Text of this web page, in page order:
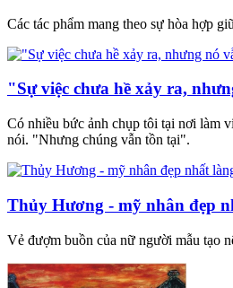
Các tác phẩm mang theo sự hòa hợp
"Sự việc chưa hề xảy ra,
Có nhiều bức ảnh chụp tôi tại nơi làm
nói. "Nhưng chúng vẫn tồn tại".
Thủy Hương - mỹ nhân đẹp
Vẻ đượm buồn của nữ người mẫu tạo